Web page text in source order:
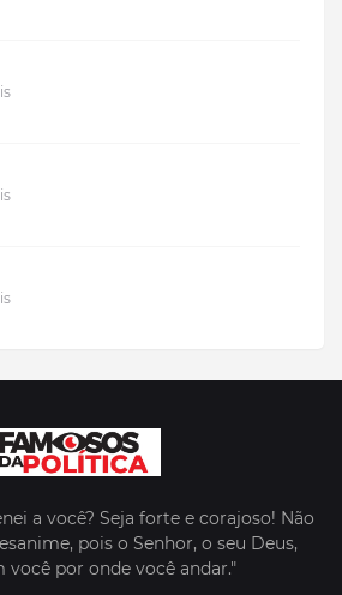
a você? Seja forte e corajoso! Não
pois o Senhor, o seu Deus,
você por onde você andar."